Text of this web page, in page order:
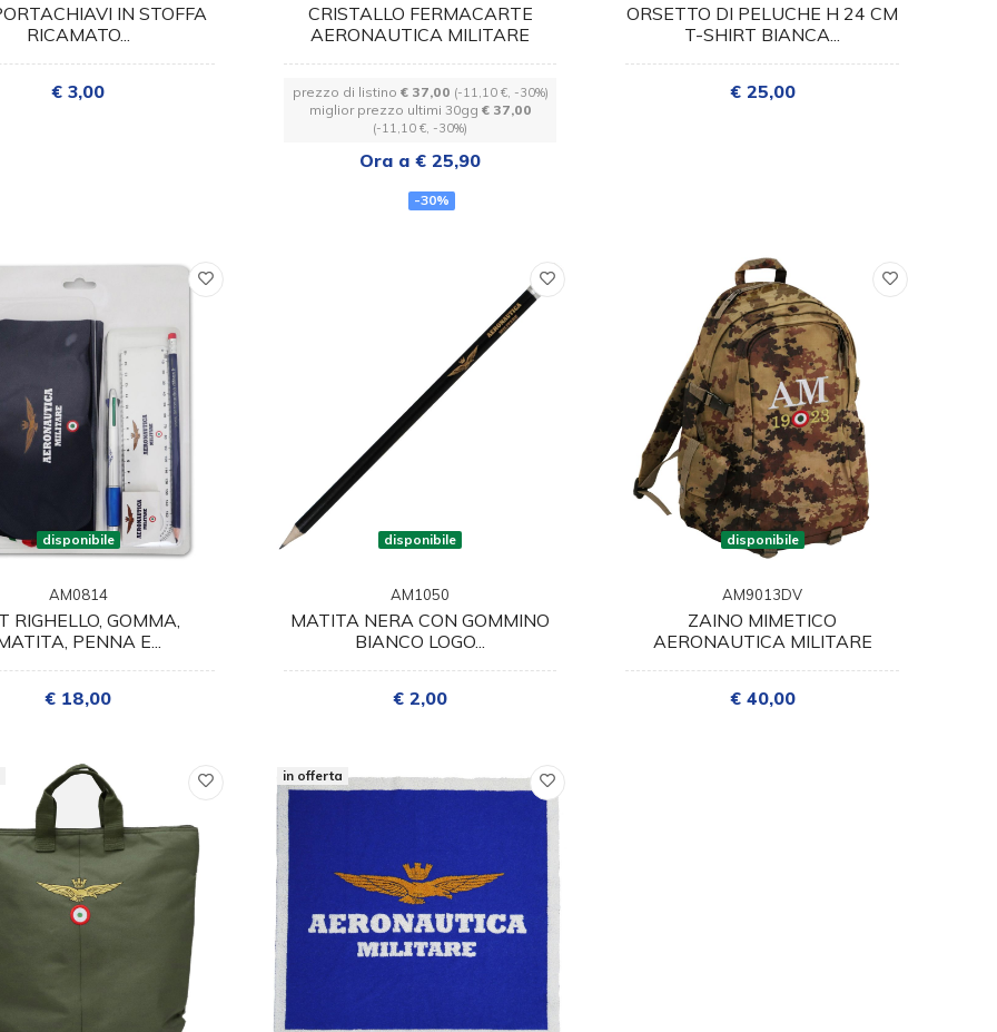
IN STOFFA
RICAMATO...
€ 3,00
CRISTALLO FERMACARTE
AERONAUTICA MILITARE
prezzo di listino € 37,00 (-11,10 €, -30%)
miglior prezzo ultimi 30gg € 37,00
(-11,10 €, -30%)
Ora a € 25,90
-30%
ORSETTO DI PELUCHE H 24 CM
T-SHIRT BIANCA...
€ 25,00
disponibile
AM0814
RIGHELLO, GOMMA,
PENNA E...
€ 18,00
disponibile
AM1050
MATITA NERA CON GOMMINO
BIANCO LOGO...
€ 2,00
disponibile
AM9013DV
ZAINO MIMETICO
AERONAUTICA MILITARE
€ 40,00
in offerta